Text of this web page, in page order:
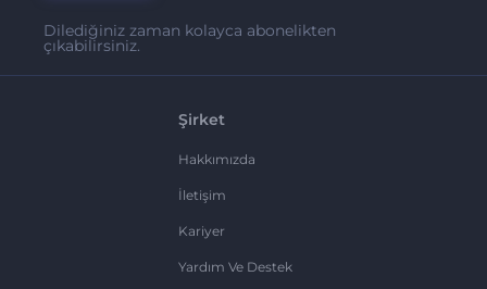
Dilediğiniz zaman kolayca abonelikten
çıkabilirsiniz.
Şirket
Hakkımızda
İletişim
Kariyer
Yardım Ve Destek